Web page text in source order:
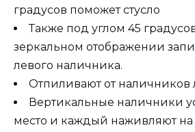
градусов поможет стусло
Также под углом 45
зеркальном отображении
левого наличника.
Отпиливают от
Вертикальные наличники
место и каждый наживляют